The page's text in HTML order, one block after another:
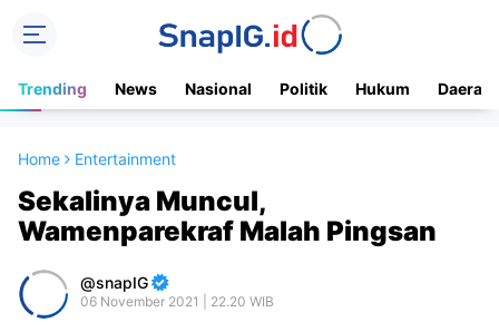
Trending News Nasional Politik Hukum Daerah
Home Entertainment
Sekalinya Muncul,
Wamenparekraf Malah Pingsan
snapIG
06 November 2021 | 22.20 WIB